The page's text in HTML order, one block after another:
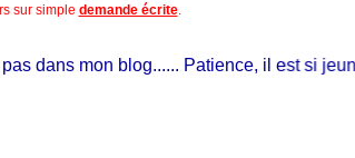
sur simple demande écrite.
dans mon blog...... Patience, il est si jeune